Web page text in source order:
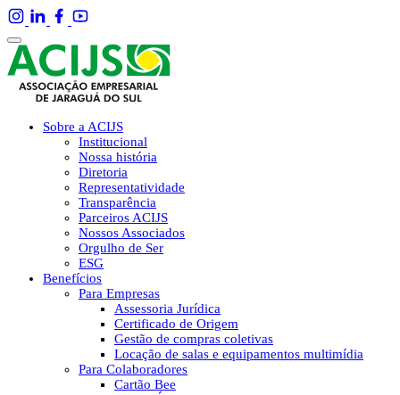
Sobre a ACIJS
Institucional
Nossa história
Diretoria
Representatividade
Transparência
Parceiros ACIJS
Nossos Associados
Orgulho de Ser
ESG
Benefícios
Para Empresas
Assessoria Jurídica
Certificado de Origem
Gestão de compras coletivas
Locação de salas e equipamentos multimídia
Para Colaboradores
Cartão Bee